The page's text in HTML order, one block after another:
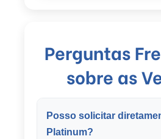
Perguntas
sobre as
Posso solicitar
Platinum?